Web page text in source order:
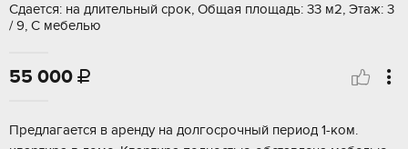
Сдается: на длительный срок, Общая площадь: 33 м2, Этаж: 3
/ 9, С мебелью
55 000 
Предлагается в аренду на долгосрочный период 1-ком.